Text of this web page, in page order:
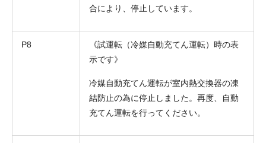
合により、停止しています。
P8
《試運転（冷媒自動充てん運転）時の表
示です》
冷媒自動充てん運転が室内熱交換器の凍
結防止の為に停止しました。再度、自動
充てん運転を行ってください。